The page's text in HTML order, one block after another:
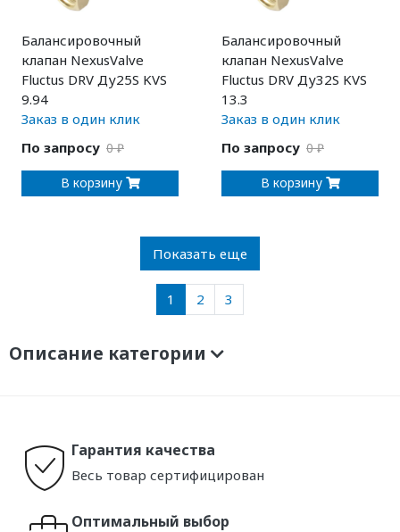
Балансировочный
клапан NexusValve
Fluctus DRV Ду25S KVS
9.94
Заказ в один клик
По запросу 0 ₽
В корзину
Балансировочный
клапан NexusValve
Fluctus DRV Ду32S KVS
13.3
Заказ в один клик
По запросу 0 ₽
В корзину
Показать еще
1 2 3
Описание категории
Гарантия качества
Весь товар сертифицирован
Оптимальный выбор